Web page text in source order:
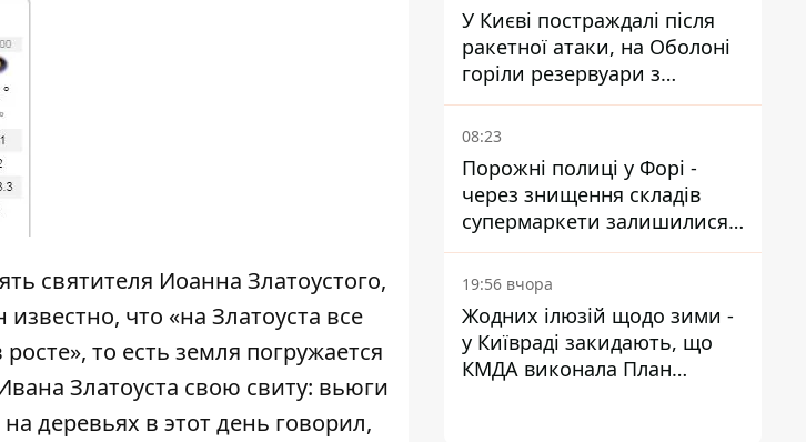
святителя Иоанна Златоустого,
что «на Златоуста все
то есть земля погружается
Златоуста свою свиту: вьюги
деревьях в этот день говорил,
У Києві постраждалі після
ракетної атаки, на Оболоні
горіли резервуари з
паливом
08:23
Порожні полиці у Форі -
через знищення складів
супермаркети залишилися
без асортименту
19:56 вчора
Жодних ілюзій щодо зими -
у Київраді закидають, що
КМДА виконала План